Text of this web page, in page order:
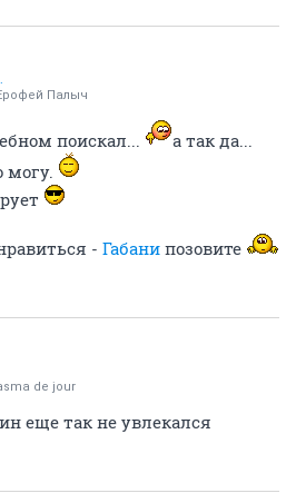
Палыч
поискал...
а так да...
могу.
- Габани позовите
de jour
еще так не увлекался